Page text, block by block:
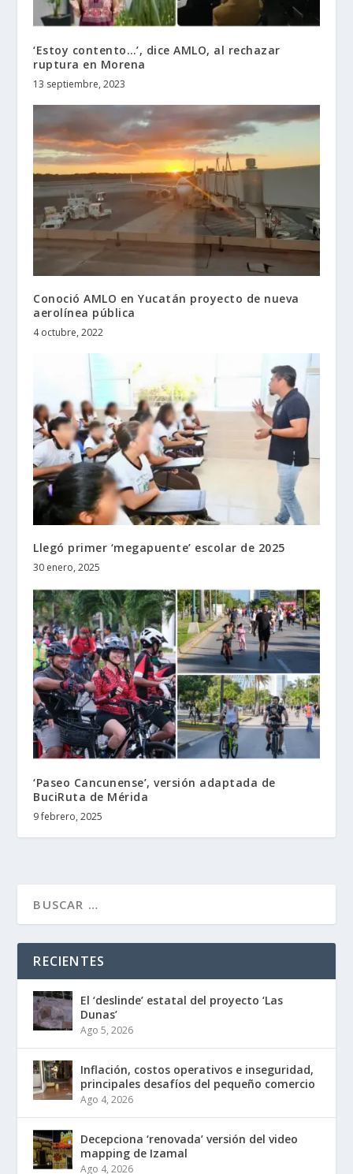
‘Estoy contento…’, dice AMLO, al rechazar
ruptura en Morena
13 septiembre, 2023
Conoció AMLO en Yucatán proyecto de nueva
aerolínea pública
4 octubre, 2022
Llegó primer ‘megapuente’ escolar de 2025
30 enero, 2025
‘Paseo Cancunense’, versión adaptada de
BuciRuta de Mérida
9 febrero, 2025
RECIENTES
El ‘deslinde’ estatal del proyecto ‘Las
Dunas’
Ago 5, 2026
Inflación, costos operativos e inseguridad,
principales desafíos del pequeño comercio
Ago 4, 2026
Decepciona ‘renovada’ versión del video
mapping de Izamal
Ago 4, 2026